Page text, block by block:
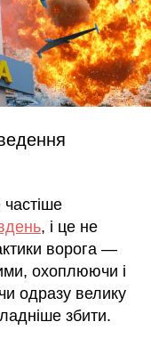
частіше
, і це не
ворога —
охоплюючи і
одразу велику
збити.